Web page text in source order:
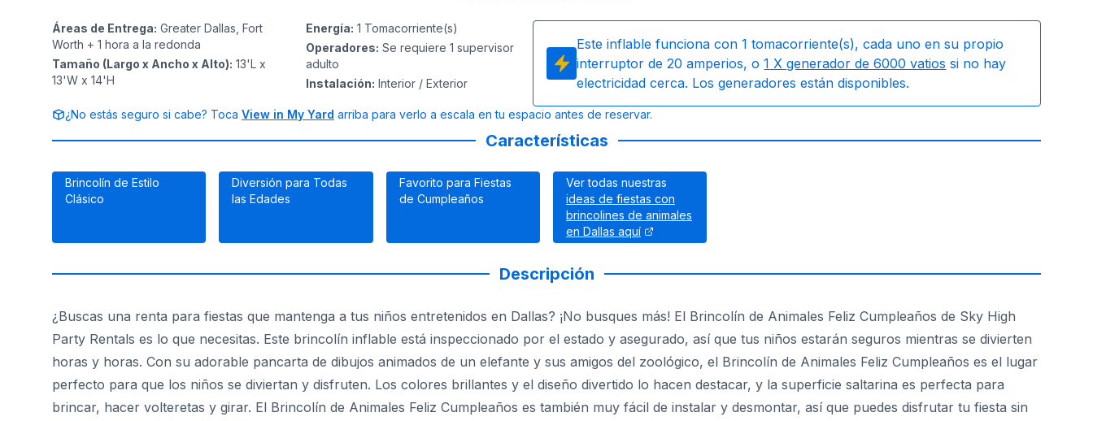
Áreas de Entrega: Greater Dallas, Fort
Worth + 1 hora a la redonda
Tamaño (Largo x Ancho x Alto): 13'L x
13'W x 14'H
Energía: 1 Tomacorriente(s)
Operadores: Se requiere 1 supervisor
adulto
Instalación: Interior / Exterior
Este inflable funciona con 1 tomacorriente(s), cada uno en su propio
interruptor de 20 amperios, o 1 X generador de 6000 vatios si no hay
electricidad cerca. Los generadores están disponibles.
¿No estás seguro si cabe? Toca View in My Yard arriba para verlo a escala en tu espacio antes de reservar.
Características
Brincolín de Estilo
Clásico
Diversión para Todas
las Edades
Favorito para Fiestas
de Cumpleaños
Ver todas nuestras
ideas de fiestas con
brincolines de animales
en Dallas aquí
Descripción
¿Buscas una renta para fiestas que mantenga a tus niños entretenidos en Dallas? ¡No busques más! El Brincolín de Animales Feliz Cumpleaños de Sky High
Party Rentals es lo que necesitas. Este brincolín inflable está inspeccionado por el estado y asegurado, así que tus niños estarán seguros mientras se divierten
horas y horas. Con su adorable pancarta de dibujos animados de un elefante y sus amigos del zoológico, el Brincolín de Animales Feliz Cumpleaños es el lugar
perfecto para que los niños se diviertan y disfruten. Los colores brillantes y el diseño divertido lo hacen destacar, y la superficie saltarina es perfecta para
brincar, hacer volteretas y girar. El Brincolín de Animales Feliz Cumpleaños es también muy fácil de instalar y desmontar, así que puedes disfrutar tu fiesta sin